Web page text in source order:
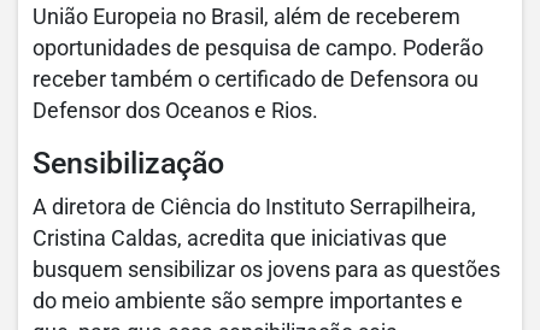
União Europeia no Brasil, além de receberem
oportunidades de pesquisa de campo. Poderão
receber também o certificado de Defensora ou
Defensor dos Oceanos e Rios.
Sensibilização
A diretora de Ciência do Instituto Serrapilheira,
Cristina Caldas, acredita que iniciativas que
busquem sensibilizar os jovens para as questões
do meio ambiente são sempre importantes e